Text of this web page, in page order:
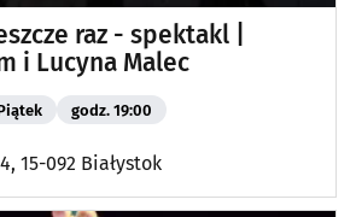
raz - spektakl |
i Lucyna Malec
godz. 19:00
15-092 Białystok